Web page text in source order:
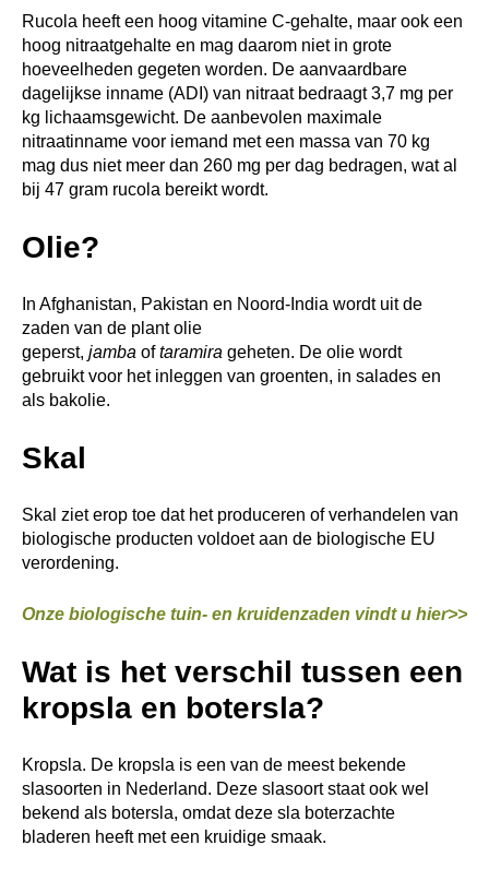
Rucola heeft een hoog vitamine C-gehalte, maar ook een
hoog nitraatgehalte en mag daarom niet in grote
hoeveelheden gegeten worden. De aanvaardbare
dagelijkse inname (ADI) van nitraat bedraagt 3,7 mg per
kg lichaamsgewicht. De aanbevolen maximale
nitraatinname voor iemand met een massa van 70 kg
mag dus niet meer dan 260 mg per dag bedragen, wat al
bij 47 gram rucola bereikt wordt.
Olie?
In Afghanistan, Pakistan en Noord-India wordt uit de
zaden van de plant olie
geperst, jamba oftaramira geheten. De olie wordt
gebruikt voor het inleggen van groenten, in salades en
als bakolie.
Skal
Skal ziet erop toe dat het produceren of verhandelen van
biologische producten voldoet aan de biologische EU
verordening.
Onze biologische tuin- en kruidenzaden vindt u hier>>
Wat is het verschil tussen een
kropsla en botersla?
Kropsla. De kropsla is een van de meest bekende
slasoorten in Nederland. Deze slasoort staat ook wel
bekend als botersla, omdat deze sla boterzachte
bladeren heeft met een kruidige smaak.